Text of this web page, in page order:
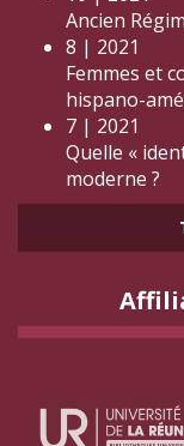
Ancien
8 | 2021
Femmes et
hispano-
7 | 2021
Quelle «
moderne ?